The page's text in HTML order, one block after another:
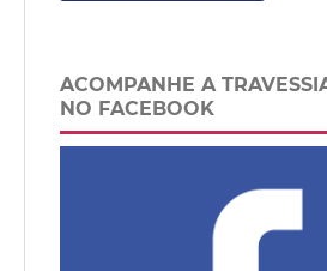
ACOMPANHE A
NO FACEBOOK